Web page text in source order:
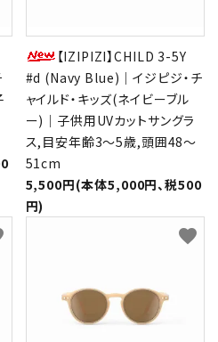
【IZIPIZI】CHILD 3-5Y
#d (Navy Blue)｜イジピジ・チ
ャイルド・キッズ(ネイビーブル
ー)｜子供用UVカットサングラ
ス,目安年齢3～5歳,頭囲48～
51cm
5,500円(本体5,000円、税500
円)
favorite